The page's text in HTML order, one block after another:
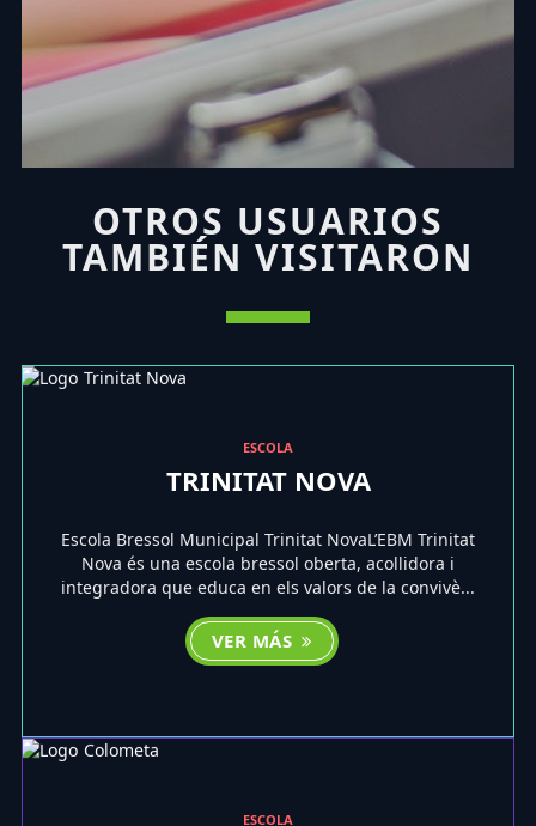
OTROS USUARIOS
TAMBIÉN VISITARON
ESCOLA
TRINITAT NOVA
Escola Bressol Municipal Trinitat NovaL’EBM Trinitat
Nova és una escola bressol oberta, acollidora i
integradora que educa en els valors de la convivè...
VER MÁS
ESCOLA